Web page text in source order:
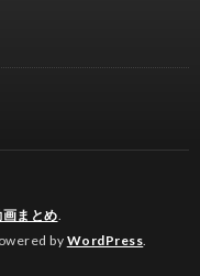
まとめ.
by WordPress.